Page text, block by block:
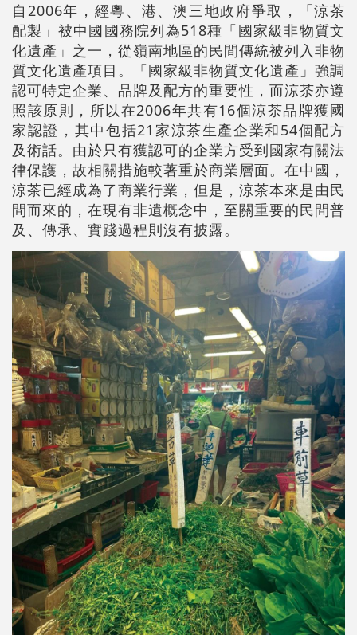
自2006年，經粵、港、澳三地政府爭取，「涼茶
配製」被中國國務院列為518種「國家級非物質文
化遺產」之一，從嶺南地區的民間傳統被列入非物
質文化遺產項目。「國家級非物質文化遺產」強調
認可特定企業、品牌及配方的重要性，而涼茶亦遵
照該原則，所以在2006年共有16個涼茶品牌獲國
家認證，其中包括21家涼茶生產企業和54個配方
及術話。由於只有獲認可的企業方受到國家有關法
律保護，故相關措施較著重於商業層面。在中國，
涼茶已經成為了商業行業，但是，涼茶本來是由民
間而來的，在現有非遺概念中，至關重要的民間普
及、傳承、實踐過程則沒有披露。